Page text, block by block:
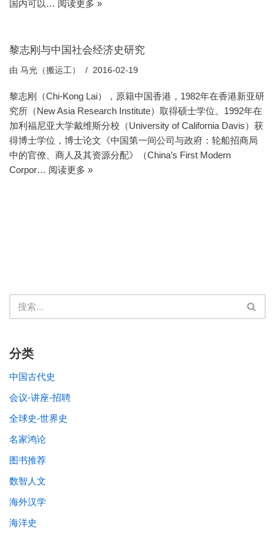
国内可以… 阅读更多 »
黎志刚与中国社会经济史研究
由 马光（搬运工） 2016-02-19
黎志刚（Chi-Kong Lai），原籍中国香港，1982年在香港新亚研
究所（New Asia Research Institute）取得硕士学位。1992年在
加利福尼亚大学戴维斯分校（University of California Davis）获
得博士学位，博士论文《中国第一间公司与政府：轮船招商局
中的官僚、商人及其资源分配》（China’s First Modern
Corpor… 阅读更多 »
分类
中国古代史
会议-讲座-招聘
全球史-世界史
名家鸿论
图书推荐
数智人文
海外汉学
海洋史